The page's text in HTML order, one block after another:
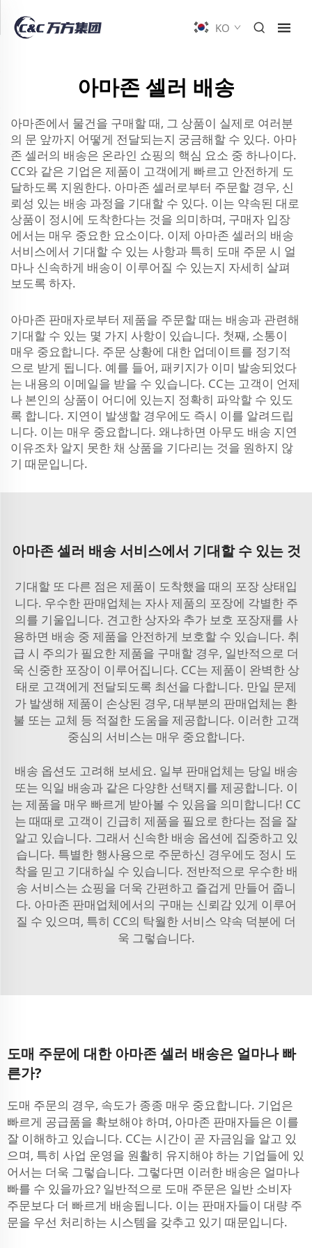
KO
아마존 셀러 배송
아마존에서 물건을 구매할 때, 그 상품이 실제로 여러분
의 문 앞까지 어떻게 전달되는지 궁금해할 수 있다. 아마
존 셀러의 배송은 온라인 쇼핑의 핵심 요소 중 하나이다.
CC와 같은 기업은 제품이 고객에게 빠르고 안전하게 도
달하도록 지원한다. 아마존 셀러로부터 주문할 경우, 신
뢰성 있는 배송 과정을 기대할 수 있다. 이는 약속된 대로
상품이 정시에 도착한다는 것을 의미하며, 구매자 입장
에서는 매우 중요한 요소이다. 이제 아마존 셀러의 배송
서비스에서 기대할 수 있는 사항과 특히 도매 주문 시 얼
마나 신속하게 배송이 이루어질 수 있는지 자세히 살펴
보도록 하자.
아마존 판매자로부터 제품을 주문할 때는 배송과 관련해
기대할 수 있는 몇 가지 사항이 있습니다. 첫째, 소통이
매우 중요합니다. 주문 상황에 대한 업데이트를 정기적
으로 받게 됩니다. 예를 들어, 패키지가 이미 발송되었다
는 내용의 이메일을 받을 수 있습니다. CC는 고객이 언제
나 본인의 상품이 어디에 있는지 정확히 파악할 수 있도
록 합니다. 지연이 발생할 경우에도 즉시 이를 알려드립
니다. 이는 매우 중요합니다. 왜냐하면 아무도 배송 지연
이유조차 알지 못한 채 상품을 기다리는 것을 원하지 않
기 때문입니다.
아마존 셀러 배송 서비스에서 기대할 수 있는 것
기대할 또 다른 점은 제품이 도착했을 때의 포장 상태입
니다. 우수한 판매업체는 자사 제품의 포장에 각별한 주
의를 기울입니다. 견고한 상자와 추가 보호 포장재를 사
용하면 배송 중 제품을 안전하게 보호할 수 있습니다. 취
급 시 주의가 필요한 제품을 구매할 경우, 일반적으로 더
욱 신중한 포장이 이루어집니다. CC는 제품이 완벽한 상
태로 고객에게 전달되도록 최선을 다합니다. 만일 문제
가 발생해 제품이 손상된 경우, 대부분의 판매업체는 환
불 또는 교체 등 적절한 도움을 제공합니다. 이러한 고객
중심의 서비스는 매우 중요합니다.
배송 옵션도 고려해 보세요. 일부 판매업체는 당일 배송
또는 익일 배송과 같은 다양한 선택지를 제공합니다. 이
는 제품을 매우 빠르게 받아볼 수 있음을 의미합니다! CC
는 때때로 고객이 긴급히 제품을 필요로 한다는 점을 잘
알고 있습니다. 그래서 신속한 배송 옵션에 집중하고 있
습니다. 특별한 행사용으로 주문하신 경우에도 정시 도
착을 믿고 기대하실 수 있습니다. 전반적으로 우수한 배
송 서비스는 쇼핑을 더욱 간편하고 즐겁게 만들어 줍니
다. 아마존 판매업체에서의 구매는 신뢰감 있게 이루어
질 수 있으며, 특히 CC의 탁월한 서비스 약속 덕분에 더
욱 그렇습니다.
도매 주문에 대한 아마존 셀러 배송은 얼마나 빠
른가?
도매 주문의 경우, 속도가 종종 매우 중요합니다. 기업은
빠르게 공급품을 확보해야 하며, 아마존 판매자들은 이를
잘 이해하고 있습니다. CC는 시간이 곧 자금임을 알고 있
으며, 특히 사업 운영을 원활히 유지해야 하는 기업들에 있
어서는 더욱 그렇습니다. 그렇다면 이러한 배송은 얼마나
빠를 수 있을까요? 일반적으로 도매 주문은 일반 소비자
주문보다 더 빠르게 배송됩니다. 이는 판매자들이 대량 주
문을 우선 처리하는 시스템을 갖추고 있기 때문입니다.